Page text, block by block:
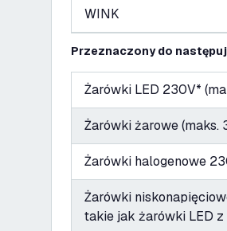
WINK
Przeznaczony do
Żarówki LED 230V*
Żarówki żarowe (maks.
Żarówki halogenowe
Żarówki
takie jak żarówki LED